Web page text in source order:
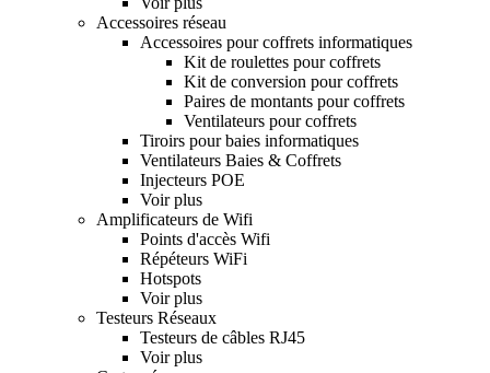
Accessoires réseau
Accessoires pour coffrets informatiques
Kit de roulettes pour coffrets
Kit de conversion pour coffrets
Paires de montants pour coffrets
Ventilateurs pour coffrets
Tiroirs pour baies informatiques
Ventilateurs Baies & Coffrets
Injecteurs POE
Voir plus
Amplificateurs de Wifi
Points d'accès Wifi
Répéteurs WiFi
Hotspots
Voir plus
Testeurs Réseaux
Testeurs de câbles RJ45
Voir plus